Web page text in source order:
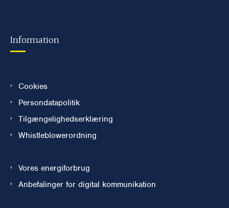
Information
Cookies
Persondatapolitik
Tilgængelighedserklæring
Whistleblowerordning
Vores energiforbrug
Anbefalinger for digital kommunikation